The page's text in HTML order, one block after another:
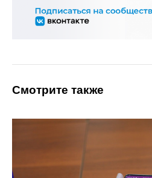
Смотрите также